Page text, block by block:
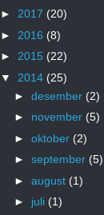
► 2017 (20)
► 2016 (8)
► 2015 (22)
▼ 2014 (25)
► desember (2)
► november (5)
► oktober (2)
► september (5)
► august (1)
► juli (1)